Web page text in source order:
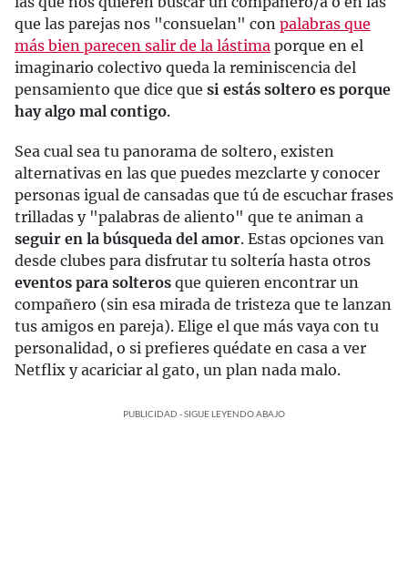
que las parejas nos "consuelan" con palabras que
más bien parecen salir de la lástima porque en el
imaginario colectivo queda la reminiscencia del
pensamiento que dice que si estás soltero es porque
hay algo mal contigo.
Sea cual sea tu panorama de soltero, existen
alternativas en las que puedes mezclarte y conocer
personas igual de cansadas que tú de escuchar frases
trilladas y "palabras de aliento" que te animan a
seguir en la búsqueda del amor. Estas opciones van
desde clubes para disfrutar tu soltería hasta otros
eventos para solteros que quieren encontrar un
compañero (sin esa mirada de tristeza que te lanzan
tus amigos en pareja). Elige el que más vaya con tu
personalidad, o si prefieres quédate en casa a ver
Netflix y acariciar al gato, un plan nada malo.
PUBLICIDAD - SIGUE LEYENDO ABAJO